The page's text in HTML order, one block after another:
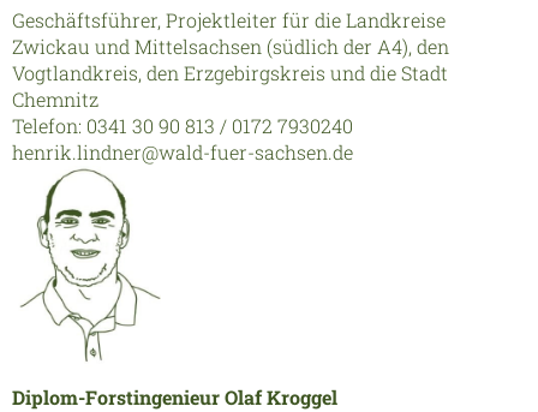
Geschäftsführer, Projektleiter für die Landkreise
Zwickau und Mittelsachsen (südlich der A4), den
Vogtlandkreis, den Erzgebirgskreis und die Stadt
Chemnitz
Telefon: 0341 30 90 813 / 0172 7930240
henrik.lindner@wald-fuer-sachsen.de
Diplom-Forstingenieur Olaf Kroggel